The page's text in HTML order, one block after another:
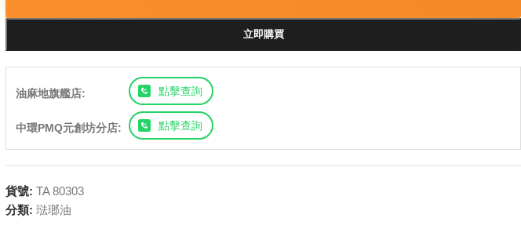
立即購買
油麻地旗艦店: 點擊查詢
中環PMQ元創坊分店: 點擊查詢
貨號: TA 80303
分類: 琺瑯油